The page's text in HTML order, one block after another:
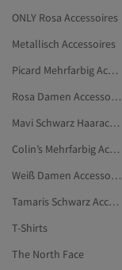
ONLY Rosa Accessoires
Metallisch Accessoires
Picard Mehrfarbig Accessoires
Rosa Damen Accessoires
Mavi Schwarz Haaraccessoires
Colin’s Mehrfarbig Accessoires
Weiß Damen Accessoires
Tamaris Schwarz Accessoires
T-Shirts
The North Face